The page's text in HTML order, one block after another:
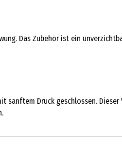
Das Zubehör ist ein
Druck geschlossen.